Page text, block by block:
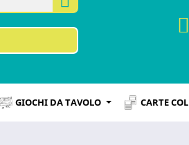
GIOCHI DA TAVOLO CARTE